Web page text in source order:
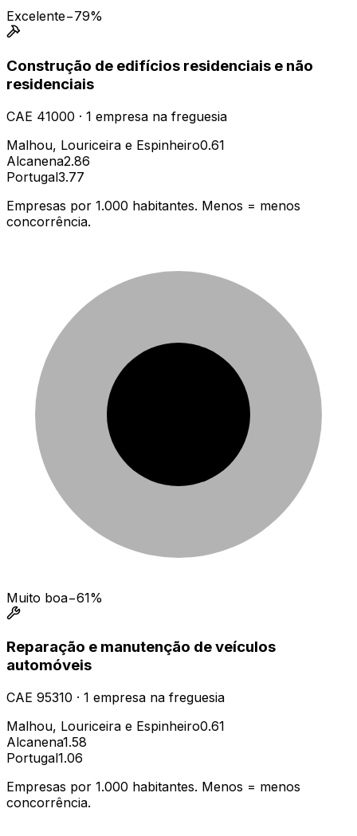
Excelente−79%
Construção de edifícios residenciais e não
residenciais
CAE 41000 · 1 empresa na freguesia
Malhou, Louriceira e Espinheiro0.61
Alcanena2.86
Portugal3.77
Empresas por 1.000 habitantes. Menos = menos
concorrência.
Muito boa−61%
Reparação e manutenção de veículos
automóveis
CAE 95310 · 1 empresa na freguesia
Malhou, Louriceira e Espinheiro0.61
Alcanena1.58
Portugal1.06
Empresas por 1.000 habitantes. Menos = menos
concorrência.